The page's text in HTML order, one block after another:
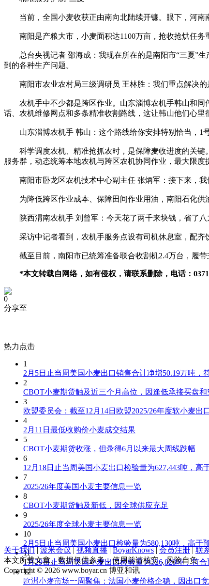
当前，全国小麦收获正由南向北陆续开镰。眼下，河南
南阳是产粮大市，小麦面积达1100万亩，抢收抢烘任务
总台央视记者 邵海成：我现在所在的是南阳市“三夏”生
到的各种生产问题。
南阳市农业农村局三级调研员 王林胜：我们重点解决的
农机手中不少都是跨区作业。山东淄博农机手韩山和同
话、农机维修网点和多条精准收割路线，这让韩山他们心里
山东淄博农机手 韩山：这个路线给你安排特别恰当，1号
科学调度农机、精准抢抓农时，是保障麦收进度的关键
服务群，动态统筹本地农机与跨区农机协同作业，最大限度
南阳市卧龙区农机技术中心副主任 张炳军：接下来，我
为降低跨区作业成本、保障田间作业用油，南阳石化供
陕西渭南农机手 刘曾军：今天花了两千来块钱，省了八
采访中记者看到，农机手服务点设有司机休息室，配齐
截至目前，南阳市已统筹准备联合收割机2.4万台，履带
*本文转载自网络，如有侵权，请联系删除，电话：
0
分享至
热力点击
1
2月5日止当周美国小麦出口销售合计净增50.19万吨，
2
CBOT小麦期货触及近三个月高位，因逢低承接买盘
3
欧盟委员会：截至12月14日欧盟2025/26年度软小麦出
4
2月11日最低收购价小麦成交结果
5
CBOT小麦期货收涨，但录得6月以来最大周线跌幅
6
12月18日止当周美国小麦出口检验量为627,443吨，高
7
2025/26年度美国小麦主要信息一览
8
CBOT小麦期货触及新低，因全球供应充足
9
2025/26年度全球小麦主要信息一览
10
2月5日止当周美国小麦出口检验量为580,130吨，高于
11
1月29日止当周美国小麦出口检验量为326,828吨，符合
12
欧洲小麦市场一周聚焦：法国小麦价格企稳，因出口
关于我们 | 波米会议 | 视频直播 | BoyarKnows | 会员注册 | 联
本文所载文章、数据仅供参考，使用前请核实，风险自负
Copyright © 2026 www.boyar.cn 博亚和讯
京ICP备13008321号-1